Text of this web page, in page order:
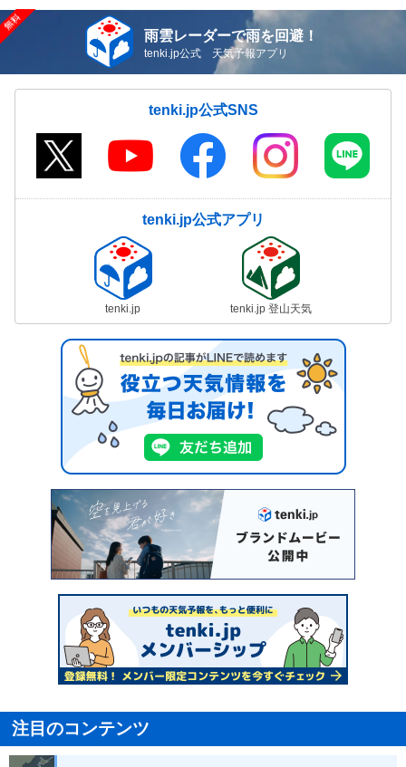
雨雲レーダーで雨を回避！
tenki.jp公式 天気予報アプリ
tenki.jp公式SNS
tenki.jp公式アプリ
tenki.jp tenki.jp 登山天気
注目のコンテンツ